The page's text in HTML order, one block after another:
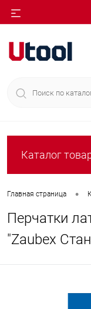
Каталог
Главная страница •
Перчатки
"Zaubex